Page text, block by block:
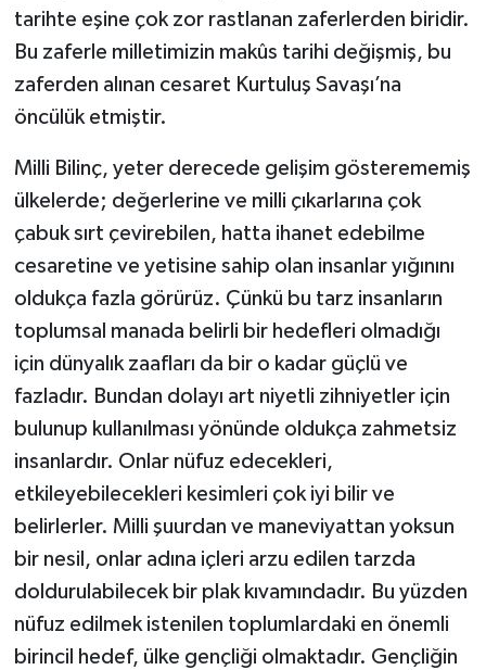
tarihte eşine çok zor rastlanan zaferlerden biridir.
Bu zaferle milletimizin makûs tarihi değişmiş, bu
zaferden alınan cesaret Kurtuluş Savaşı’na
öncülük etmiştir.
Milli Bilinç, yeter derecede gelişim gösterememiş
ülkelerde; değerlerine ve milli çıkarlarına çok
çabuk sırt çevirebilen, hatta ihanet edebilme
cesaretine ve yetisine sahip olan insanlar yığınını
oldukça fazla görürüz. Çünkü bu tarz insanların
toplumsal manada belirli bir hedefleri olmadığı
için dünyalık zaafları da bir o kadar güçlü ve
fazladır. Bundan dolayı art niyetli zihniyetler için
bulunup kullanılması yönünde oldukça zahmetsiz
insanlardır. Onlar nüfuz edecekleri,
etkileyebilecekleri kesimleri çok iyi bilir ve
belirlerler. Milli şuurdan ve maneviyattan yoksun
bir nesil, onlar adına içleri arzu edilen tarzda
doldurulabilecek bir plak kıvamındadır. Bu yüzden
nüfuz edilmek istenilen toplumlardaki en önemli
birincil hedef, ülke gençliği olmaktadır. Gençliğin